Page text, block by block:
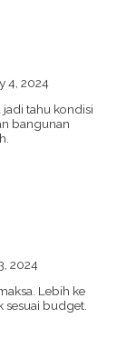
4, 2024
jadi tahu kondisi
bangunan
2024
Lebih ke
sesuai budget.